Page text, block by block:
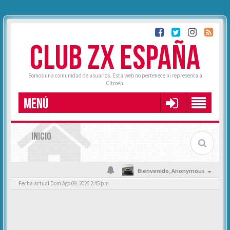
CLUB ZX ESPAÑA
Somos una comunidad de usuarios. Esta web no pertenece ni representa a
Citroën.
MENÚ
INICIO
Bienvenido,Anonymous
Fecha actual Dom Ago 09, 2026 2:45 pm